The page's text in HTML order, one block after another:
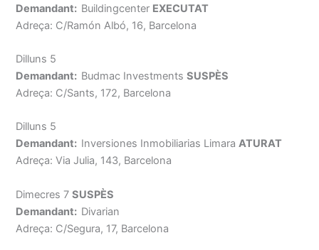
Demandant: Buildingcenter EXECUTAT
Adreça: C/Ramón Albó, 16, Barcelona
Dilluns 5
Demandant: Budmac InvestmentsSUSPÈS
Adreça: C/Sants, 172, Barcelona
Dilluns 5
Demandant: Inversiones Inmobiliarias LimaraATURAT
Adreça: Via Julia, 143, Barcelona
Dimecres 7SUSPÈS
Demandant: Divarian
Adreça: C/Segura, 17, Barcelona